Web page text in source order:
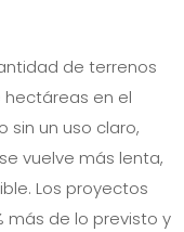
de terrenos
hectáreas en el
un uso claro,
vuelve más lenta,
Los proyectos
más de lo previsto y